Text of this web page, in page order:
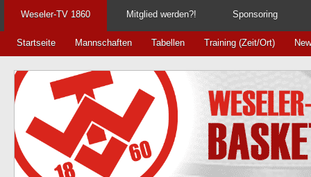
Weseler-TV 1860 Mitglied werden?! Sponsoring
Startseite Mannschaften Tabellen Training (Zeit/Ort)